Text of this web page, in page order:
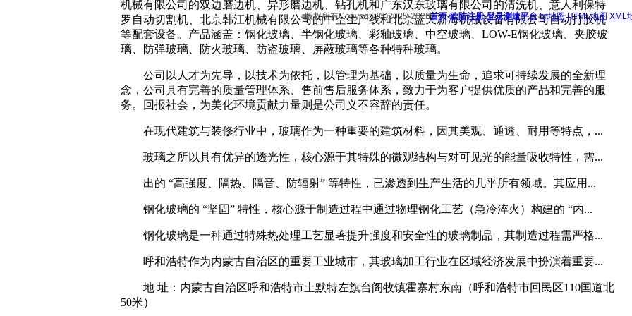
机械有限公司的双边磨边机、异形磨边机、钻孔机和广东汉东玻璃有限公司的清洗机、意人利保特
罗自动切割机、北京韩江机械有限公司的中空生产线和北京蓝天新海机械设备有限公司自动打胶机
等配套设备。产品涵盖：钢化玻璃、半钢化玻璃、彩釉玻璃、中空玻璃、LOW-E钢化玻璃、夹胶玻
璃、防弹玻璃、防火玻璃、防盗玻璃、屏蔽玻璃等各种特种玻璃。
公司以人才为先导，以技术为依托，以管理为基础，以质量为生命，追求可持续发展的全新理
念，公司具有完善的质量管理体系、售前售后服务体系，致力于为客户提供优质的产品和完善的服
务。回报社会，为美化环境贡献力量则是公司义不容辞的责任。
在现代建筑与装修行业中，玻璃作为一种重要的建筑材料，因其美观、通透、耐用等特点，...
玻璃之所以具有优异的透光性，核心源于其特殊的微观结构与对可见光的能量吸收特性，需...
出的 “高强度、隔热、隔音、防辐射” 等特性，已渗透到生产生活的几乎所有领域。其应用...
钢化玻璃的 “坚固” 特性，核心源于制造过程中通过物理钢化工艺（急冷淬火）构建的 “内...
钢化玻璃是一种通过特殊热处理工艺显著提升强度和安全性的玻璃制品，其制造过程需严格...
呼和浩特作为内蒙古自治区的重要工业城市，其玻璃加工行业在区域经济发展中扮演着重要...
地 址：内蒙古自治区呼和浩特市土默特左旗台阁牧镇霍寨村东南（呼和浩特市回民区110国道北
50米）
版权所有Copyright(C)2025-2026首页-欧陆注册-登录测速平台 txt地图 HTML地图 XML